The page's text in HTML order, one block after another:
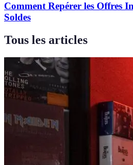
Comment Repérer les Offres
Soldes
Tous les articles